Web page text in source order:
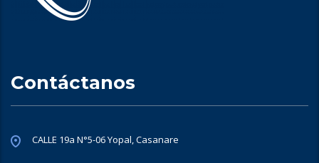
Contáctanos
CALLE 19a N°5-06 Yopal, Casanare